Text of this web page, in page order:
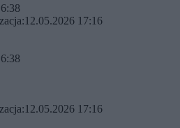
12.05.2026 17:16
12.05.2026 17:16